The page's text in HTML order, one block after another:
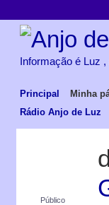
Informação é Luz
Principal Minha
Rádio Anjo de Luz
Público